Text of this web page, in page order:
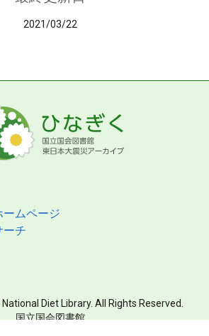
2021/03/22
ムページ
ーチ
Diet Library. All Rights Reserved.